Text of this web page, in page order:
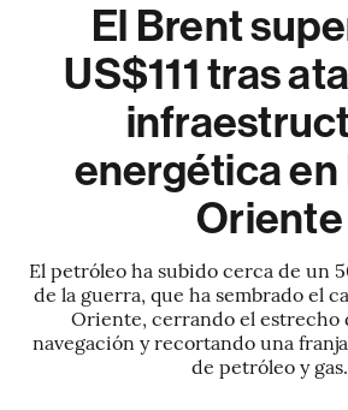
El Brent
US$111 tras
energética en
Oriente
El petróleo ha subido cerca de un
de la guerra, que ha sembrado el
Oriente, cerrando el estrecho
navegación y recortando una
de petróleo y gas.